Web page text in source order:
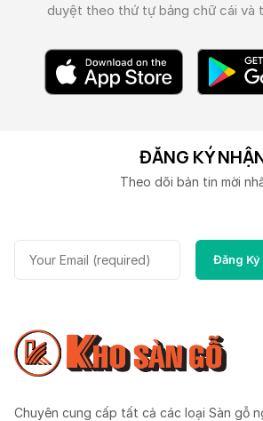
duyệt theo thứ tự bảng chữ cái và
ĐĂNG KÝ
Theo dõi bản tin mời
Chuyên cung cấp tất cả các loại Sàn gỗ